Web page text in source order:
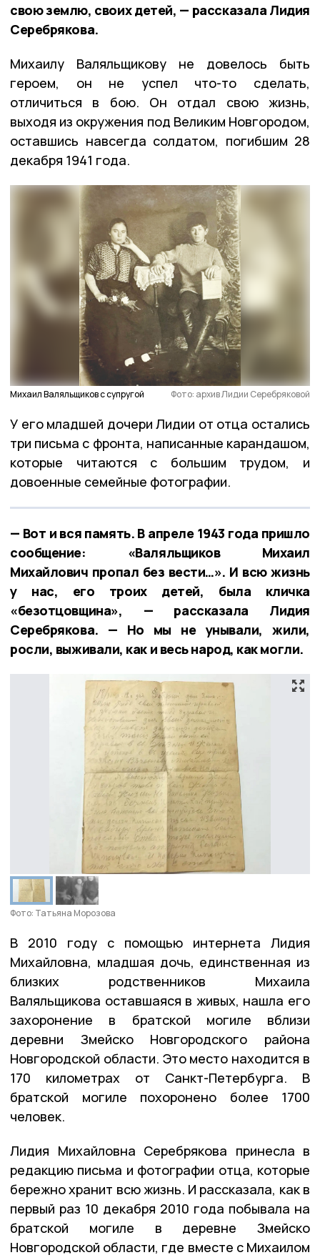
свою землю, своих детей, — рассказала Лидия
Серебрякова.
Михаилу Валяльщикову не довелось быть
героем, он не успел что-то сделать,
отличиться в бою. Он отдал свою жизнь,
выходя из окружения под Великим Новгородом,
оставшись навсегда солдатом, погибшим 28
декабря 1941 года.
Михаил Валяльщиков с супругой Фото: архив Лидии Серебряковой
У его младшей дочери Лидии от отца остались
три письма с фронта, написанные карандашом,
которые читаются с большим трудом, и
довоенные семейные фотографии.
— Вот и вся память. В апреле 1943 года пришло
сообщение: «Валяльщиков Михаил
Михайлович пропал без вести…». И всю жизнь
у нас, его троих детей, была кличка
«безотцовщина», — рассказала Лидия
Серебрякова. — Но мы не унывали, жили,
росли, выживали, как и весь народ, как могли.
Фото: Татьяна Морозова
В 2010 году с помощью интернета Лидия
Михайловна, младшая дочь, единственная из
близких родственников Михаила
Валяльщикова оставшаяся в живых, нашла его
захоронение в братской могиле вблизи
деревни Змейско Новгородского района
Новгородской области. Это место находится в
170 километрах от Санкт-Петербурга. В
братской могиле похоронено более 1700
человек.
Лидия Михайловна Серебрякова принесла в
редакцию письма и фотографии отца, которые
бережно хранит всю жизнь. И рассказала, как в
первый раз 10 декабря 2010 года побывала на
братской могиле в деревне Змейско
Новгородской области, где вместе с Михаилом